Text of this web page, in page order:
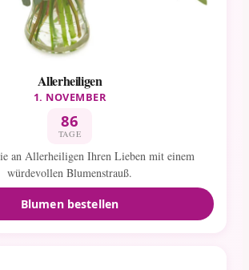
Allerheiligen
1. NOVEMBER
86
TAGE
an Allerheiligen Ihren Lieben mit einem
würdevollen Blumenstrauß.
Blumen bestellen